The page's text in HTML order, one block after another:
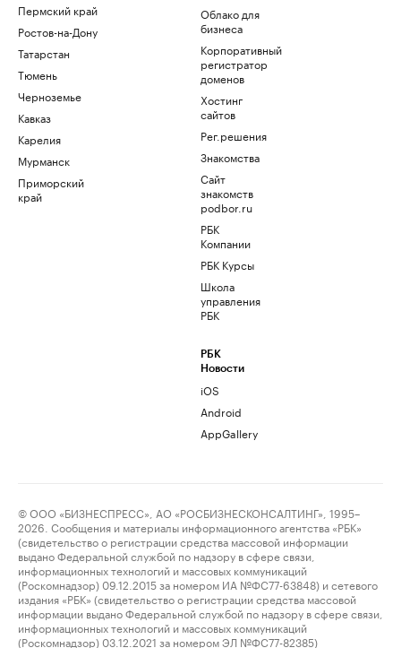
Пермский край
Ростов-на-Дону
Татарстан
Тюмень
Черноземье
Кавказ
Карелия
Мурманск
Приморский
край
Облако для
бизнеса
Корпоративный
регистратор
доменов
Хостинг
сайтов
Рег.решения
Знакомства
Сайт
знакомств
podbor.ru
РБК
Компании
РБК Курсы
Школа
управления
РБК
РБК
Новости
iOS
Android
AppGallery
© ООО «БИЗНЕСПРЕСС», АО «РОСБИЗНЕСКОНСАЛТИНГ», 1995–
2026. Сообщения и материалы информационного агентства «РБК»
(свидетельство о регистрации средства массовой информации
выдано Федеральной службой по надзору в сфере связи,
информационных технологий и массовых коммуникаций
(Роскомнадзор) 09.12.2015 за номером ИА №ФС77-63848) и сетевого
издания «РБК» (свидетельство о регистрации средства массовой
информации выдано Федеральной службой по надзору в сфере связи,
информационных технологий и массовых коммуникаций
(Роскомнадзор) 03.12.2021 за номером ЭЛ №ФС77-82385)